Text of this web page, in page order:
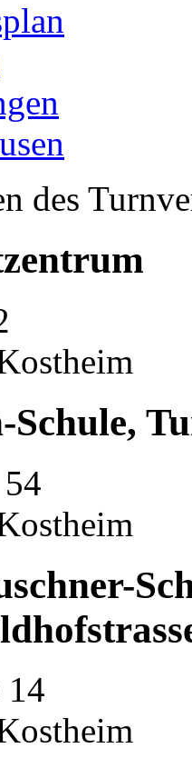
des
14